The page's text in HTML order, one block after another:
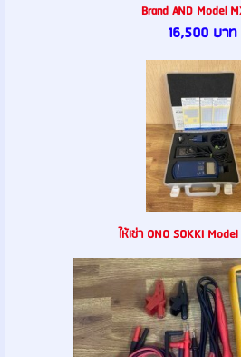
Brand AND Model
16,500 บาท
ให้เช่า ONO SOKKI